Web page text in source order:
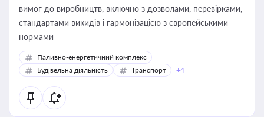
вимог до виробництв, включно з дозволами, перевірками,
стандартами викидів і гармонізацією з європейськими
нормами
Паливно-енергетичний комплекс
Будівельна діяльність
Транспорт +4